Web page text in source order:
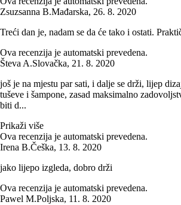
Zsuzsanna B.Mađarska, 26. 8. 2020
Treći dan je, nadam se da će tako i ostati.
Ova recenzija je automatski prevedena.
Števa A.Slovačka, 21. 8. 2020
još je na mjestu par sati, i dalje se drži, lijep
tuševe i šampone, zasad maksimalno
biti d...
Prikaži više
Ova recenzija je automatski prevedena.
Irena B.Češka, 13. 8. 2020
jako lijepo izgleda, dobro drži
Ova recenzija je automatski prevedena.
Pawel M.Poljska, 11. 8. 2020